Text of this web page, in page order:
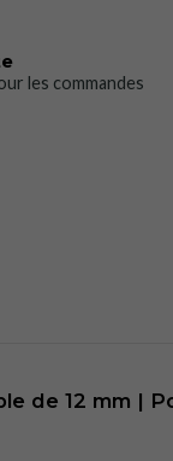
les commandes
de 12 mm |